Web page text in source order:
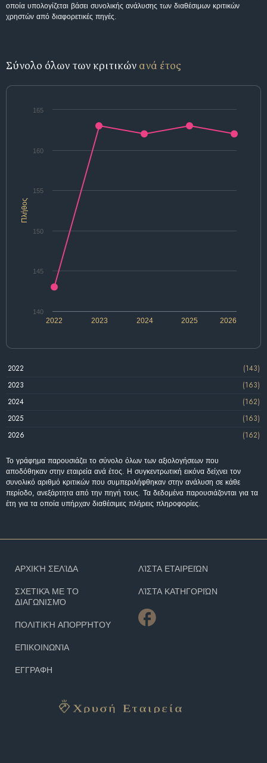
οποία υπολογίζεται βάσει συνολικής ανάλυσης των διαθέσιμων κριτικών
χρηστών από διαφορετικές πηγές.
Σύνολο όλων των κριτικών ανά έτος
Πλήθος
2025
2022 2023 2024 2026
140
145
150
155
160
165
2022
(143)
2023
(163)
2024
(162)
2025
(163)
2026
(162)
Το γράφημα παρουσιάζει το σύνολο όλων των αξιολογήσεων που
αποδόθηκαν στην εταιρεία ανά έτος. Η συγκεντρωτική εικόνα δείχνει τον
συνολικό αριθμό κριτικών που συμπεριλήφθηκαν στην ανάλυση σε κάθε
περίοδο, ανεξάρτητα από την πηγή τους. Τα δεδομένα παρουσιάζονται για τα
έτη για τα οποία υπήρχαν διαθέσιμες πλήρεις πληροφορίες.
ΑΡΧΙΚΉ ΣΕΛΊΔΑ
ΣΧΕΤΙΚΆ ΜΕ ΤΟ
ΔΙΑΓΩΝΙΣΜΌ
ΠΟΛΙΤΙΚΉ ΑΠΟΡΡΉΤΟΥ
ΕΠΙΚΟΙΝΩΝΊΑ
ΕΓΓΡΑΦΗ
ΛΊΣΤΑ ΕΤΑΙΡΕΙΏΝ
ΛΊΣΤΑ ΚΑΤΗΓΟΡΙΏΝ